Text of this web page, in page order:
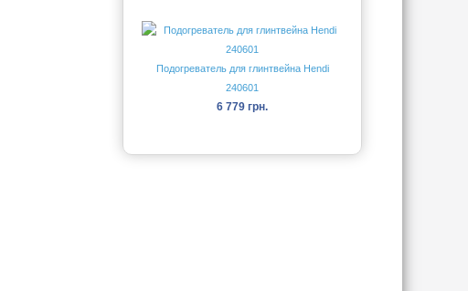
Подогреватель для глинтвейна Hendi
240601
6 779 грн.